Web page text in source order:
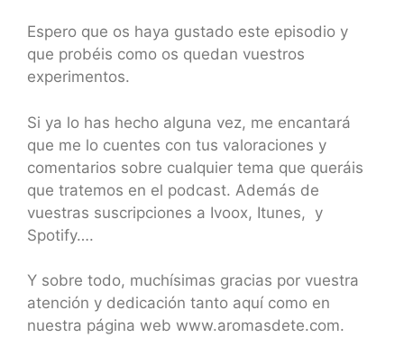
Espero que os haya gustado este episodio y
que probéis como os quedan vuestros
experimentos.
Si ya lo has hecho alguna vez, me encantará
que me lo cuentes con tus valoraciones y
comentarios sobre cualquier tema que queráis
que tratemos en el podcast. Además de
vuestras suscripciones a Ivoox, Itunes, y
Spotify….
Y sobre todo, muchísimas gracias por vuestra
atención y dedicación tanto aquí como en
nuestra página web www.aromasdete.com.